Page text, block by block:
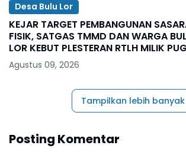
Desa Bulu Lor
KEJAR TARGET PEMBANGUNAN
FISIK, SATGAS TMMD DAN WARGA
LOR KEBUT PLESTERAN RTLH MILIK
Agustus 09, 2026
Tampilkan lebih banyak
Posting Komentar